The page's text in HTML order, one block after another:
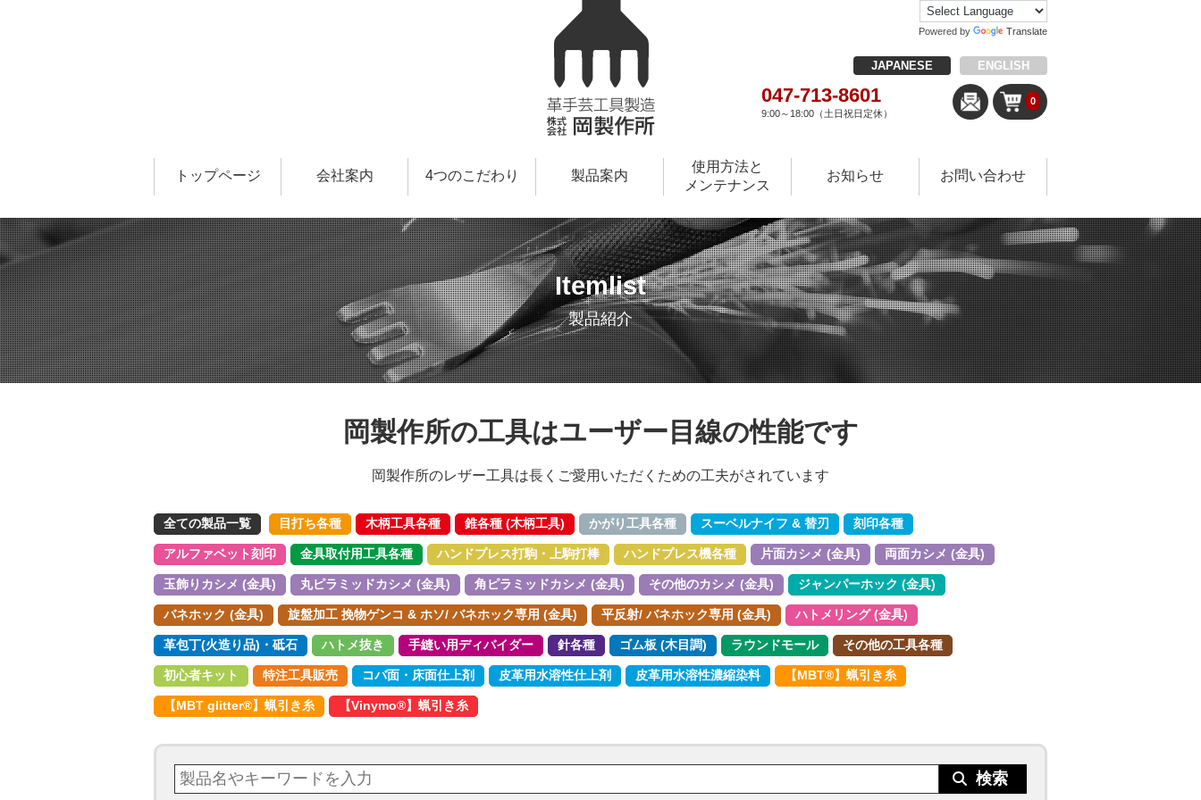
Powered by Translate
JAPANESE ENGLISH
047-713-8601
9:00～18:00（土日祝日定休）
0
トップページ 会社案内 4つのこだわり 製品案内
使用方法と
メンテナンス
お知らせ お問い合わせ
Itemlist
製品紹介
岡製作所の工具はユーザー目線の性能です
岡製作所のレザー工具は長くご愛用いただくための工夫がされています
全ての製品一覧 目打ち各種 木柄工具各種 錐各種 (木柄工具) かがり工具各種 スーベルナイフ & 替刃 刻印各種
アルファベット刻印 金具取付用工具各種 ハンドプレス打駒・上駒打棒 ハンドプレス機各種 片面カシメ (金具) 両面カシメ (金具)
玉飾りカシメ (金具) 丸ピラミッドカシメ (金具) 角ピラミッドカシメ (金具) その他のカシメ (金具) ジャンパーホック (金具)
バネホック (金具) 旋盤加工 挽物ゲンコ & ホソ/ バネホック専用 (金具) 平反射/ バネホック専用 (金具) ハトメリング (金具)
革包丁(火造り品)・砥石 ハトメ抜き 手縫い用ディバイダー 針各種 ゴム板 (木目調) ラウンドモール その他の工具各種
初心者キット 特注工具販売 コバ面・床面仕上剤 皮革用水溶性仕上剤 皮革用水溶性濃縮染料 【MBT®︎】蝋引き糸
【MBT glitter®︎】蝋引き糸 【Vinymo®︎】蝋引き糸